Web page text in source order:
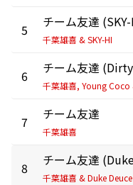
5
千葉雄喜 & SKY-HI
6
7 チーム友達
千葉雄喜
8
千葉雄喜 & Duke Deuce